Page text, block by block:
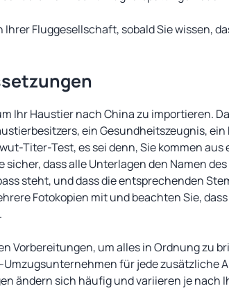
Fluggesellschaft, sobald Sie wissen,
Ihr Haustier nach China zu importieren.
ein Gesundheitszeugnis, ein
Titer-Test, es sei denn, Sie kommen
dass alle Unterlagen den Namen
steht, und dass die entsprechenden
Fotokopien mit und beachten Sie,
Vorbereitungen, um alles in Ordnung zu
für jede zusätzliche
ändern sich häufig und variieren je nach